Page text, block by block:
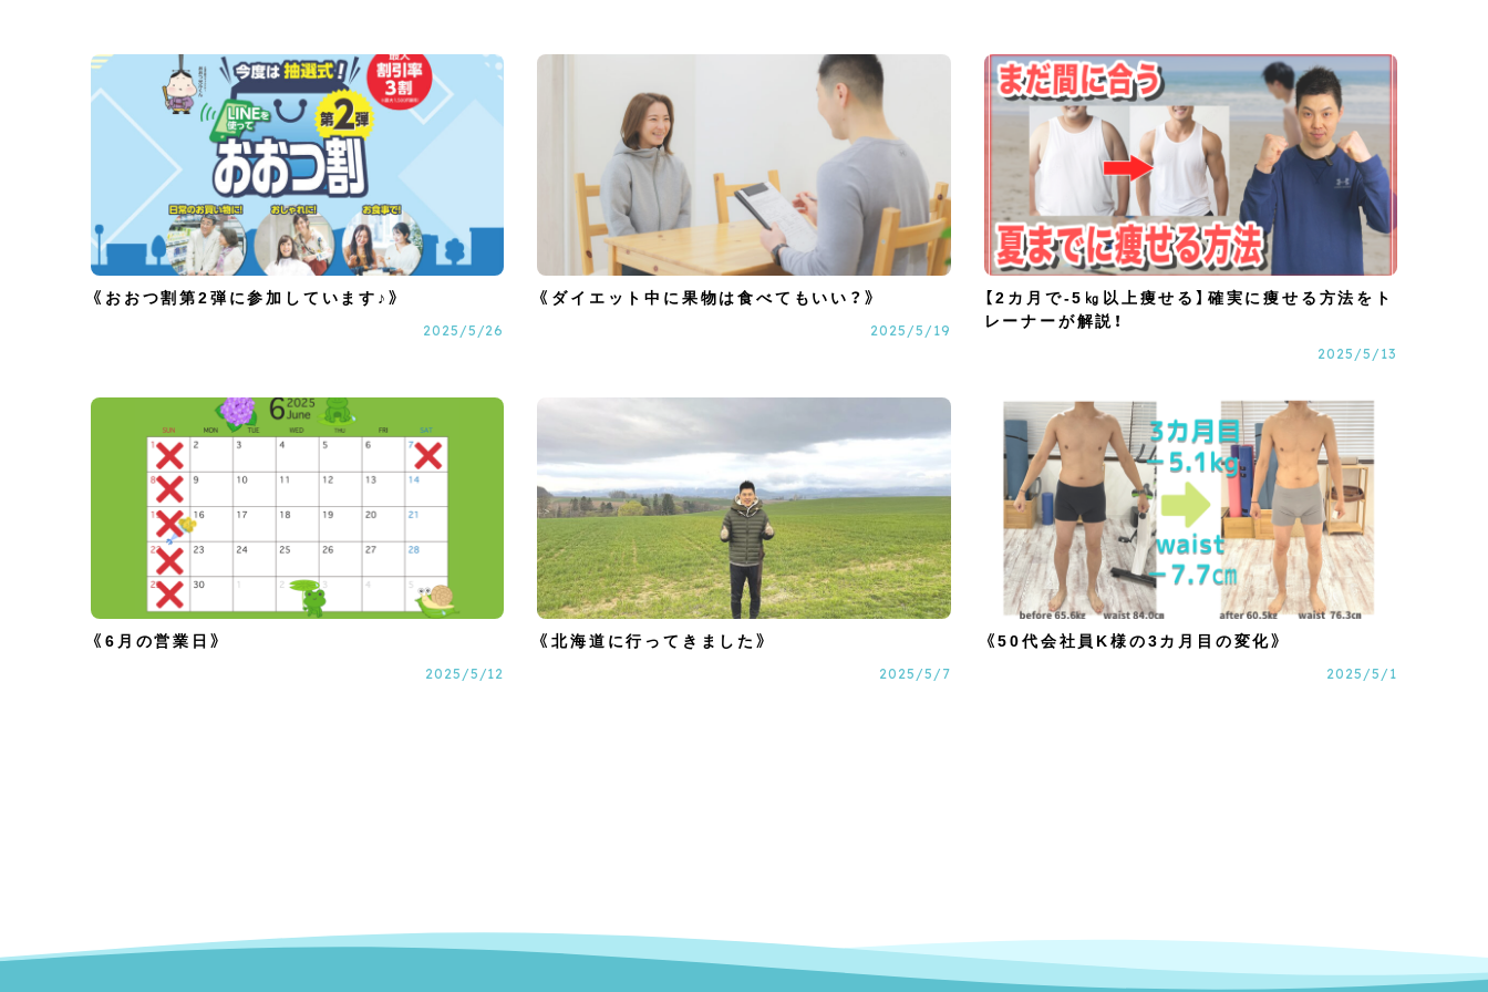
《おおつ割第2弾に参加しています♪》
2025/5/26
《ダイエット中に果物は食べてもいい？》
2025/5/19
【2カ月で-5㎏以上痩せる】確実に痩せる方法をト
レーナーが解説！
2025/5/13
《6月の営業日》
2025/5/12
《北海道に行ってきました》
2025/5/7
《50代会社員K様の3カ月目の変化》
2025/5/1